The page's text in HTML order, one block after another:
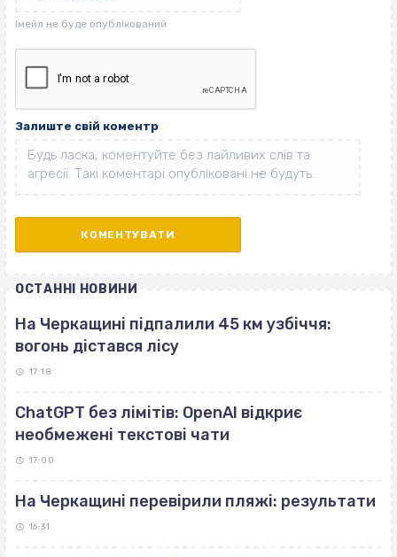
Залиште свій коментр
ОСТАННІ НОВИНИ
На Черкащині підпалили 45 км узбіччя:
вогонь дістався лісу
17:18
ChatGPT без лімітів: OpenAI відкриє
необмежені текстові чати
17:00
На Черкащині перевірили пляжі: результати
16:31